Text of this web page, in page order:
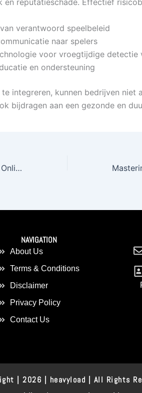
en reputatieschade. Effectief
verantwoord speelbeleid
naar spelers
voor vroegtijdige detectie
en ondersteuning
integreren, kunnen bedrijven niet
bijdragen aan een gezonde en
De Onverwachte Wereld van Online Casino Strategieën
NAVIGATION
About Us
Terms & Conditions
Disclaimer
Privacy Policy
Contact Us
| 2026 | heavyload | All Rights